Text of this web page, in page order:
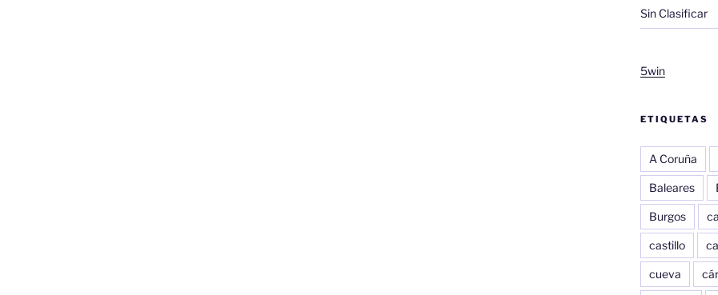
Sin Clasificar
5win
ETIQUETAS
A Coruña
Baleares
Burgos
castillo
cueva